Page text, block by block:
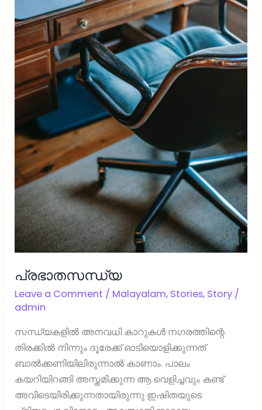
പ്രഭാതസന്ധ്യ
Leave a Comment / Malayalam, Stories, Story /
admin
സന്ധ്യകളിൽ അനവധി കാറുകൾ നഗരത്തിന്റെ
തിരക്കിൽ നിന്നും ദൂരേക്ക് ഓടിയൊളിക്കുന്നത്
ബാൽക്കണിയിലിരുന്നാൽ കാണാം. പാലം
കയറിയിറങ്ങി അസ്തമിക്കുന്ന ആ വെളിച്ചവും കണ്ട്
അവിടെയിരിക്കുന്നതായിരുന്നു ഇഷിതയുടെ